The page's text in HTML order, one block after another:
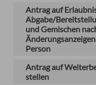
Antrag auf
Abgabe/
und Gemischen
Person
Antrag auf
stellen